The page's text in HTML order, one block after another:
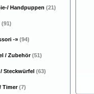
Handpuppen (21)
(91)
-» (94)
/ Zubehör(51)
Steckwürfel (63)
Timer(7)